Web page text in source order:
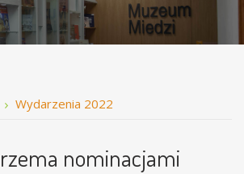
Wydarzenia 2022
nominacjami